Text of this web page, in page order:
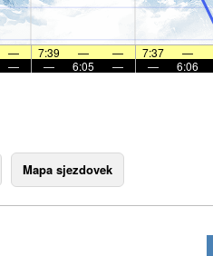
— 7:39 — — 7:37 —
— — 6:05 — — 6:06
Mapa sjezdovek